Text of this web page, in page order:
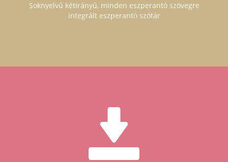
Soknyelvű kétirányú, minden eszperantó szövegre
integrált eszperantó szótár